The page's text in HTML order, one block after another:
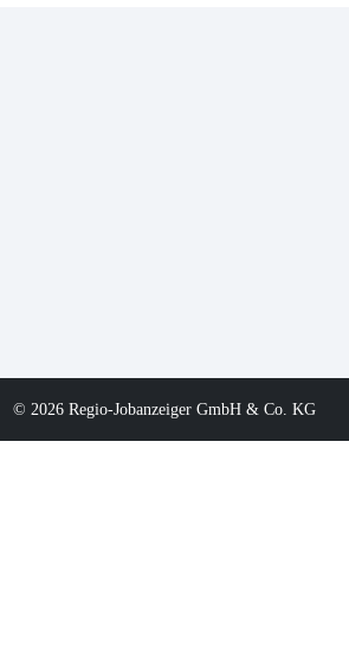
© 2026 Regio-Jobanzeiger GmbH & Co. KG